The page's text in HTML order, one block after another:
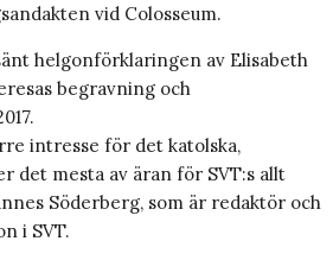
vid Colosseum.
helgonförklaringen av Elisabeth
begravning och
intresse för det katolska,
det mesta av äran för SVT:s allt
Söderberg, som är redaktör och
i SVT.